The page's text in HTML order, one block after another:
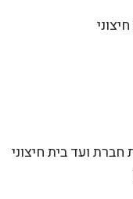
ועד בית חיצוני